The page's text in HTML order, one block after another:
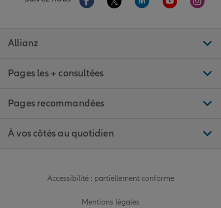
Allianz
Pages les + consultées
Pages recommandées
À vos côtés au quotidien
Accessibilité : partiellement conforme
Mentions légales